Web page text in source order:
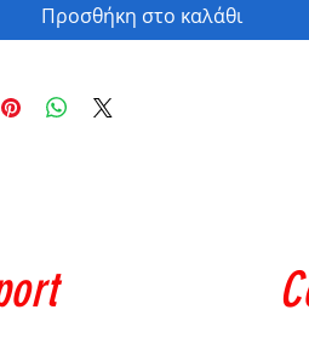
Προσθήκη στο καλάθι